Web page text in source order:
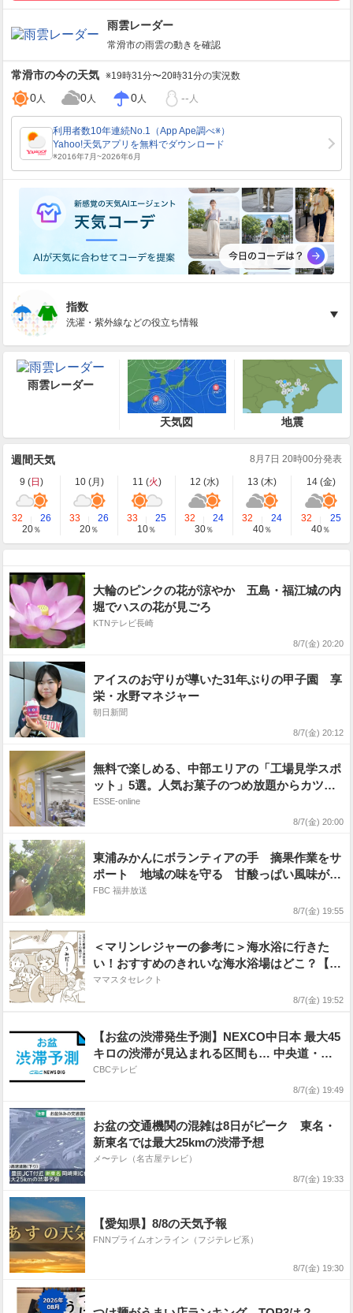
雨雲レーダー
常滑市の雨雲の動きを確認
常滑市の今の天気 ※19時31分〜20時31分の実況数
0人 0人 0人 -- 人
指数
洗濯・紫外線などの役立ち情報
雨雲レーダー
天気図 地震
週間天気 8月7日 20時00分発表
9 (日 ) 10 (月 ) 11 (火) 12 (水) 13 (木) 14 (金)
32
26
20％
33
26
20％
33
25
10％
32
24
30％
32
24
40％
32
25
40％
大輪のピンクの花が涼やか 五島・福江城の内
堀でハスの花が見ごろ
KTNテレビ長崎
8/7(金) 20:20
アイスのお守りが導いた31年ぶりの甲子園 享
栄・水野マネジャー
朝日新聞
8/7(金) 20:12
無料で楽しめる、中部エリアの「工場見学スポ
ット」5選。人気お菓子のつめ放題からカツオ
節削り体験まで
ESSE-online
8/7(金) 20:00
東浦みかんにボランティアの手 摘果作業をサ
ポート 地域の味を守る 甘酸っぱい風味が人
気
FBC 福井放送
8/7(金) 19:55
＜マリンレジャーの参考に＞海水浴に行きた
い！おすすめのきれいな海水浴場はどこ？【東
日本エリア編】
ママスタセレクト
8/7(金) 19:52
【お盆の渋滞発生予測】NEXCO中日本 最大45
キロの渋滞が見込まれる区間も… 中央道・東
名・新東名・東名阪道・伊勢湾岸道・北陸道な
CBCテレビ
8/7(金) 19:49
お盆の交通機関の混雑は8日がピーク 東名・
新東名では最大25kmの渋滞予想
メ〜テレ（名古屋テレビ）
8/7(金) 19:33
【愛知県】8/8の天気予報
FNNプライムオンライン（フジテレビ系）
8/7(金) 19:30